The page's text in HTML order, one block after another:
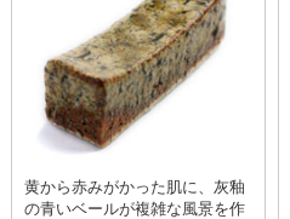
黄から赤みがかった肌に、灰釉
の青いベールが複雑な風景を作